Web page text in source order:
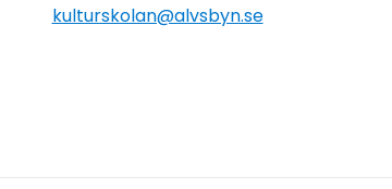
kulturskolan@alvsbyn.se